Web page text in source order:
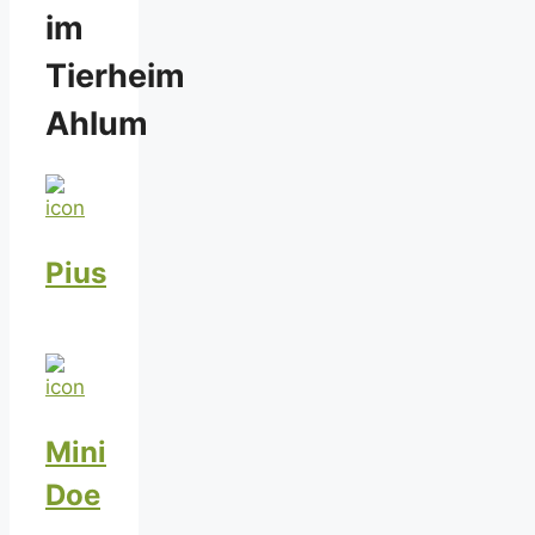
im
Tierheim
Ahlum
Pius
Mini
Doe